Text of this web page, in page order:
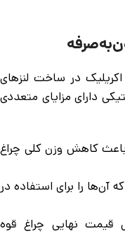
در ساخت لنزهای
دارای مزایای متعددی
کاهش وزن کلی چراغ
آن‌ها را برای استفاده در
قیمت نهایی چراغ قوه